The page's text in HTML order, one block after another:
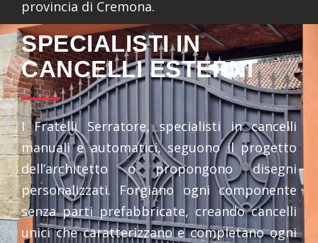
provincia di Cremona.
SPECIALISTI IN
CANCELLI ESTERNI
I Fratelli Serratore, specialisti in cancelli
manuali e automatici, seguono il progetto
dell’architetto o propongono disegni
personalizzati. Forgiano ogni componente
senza parti prefabbricate, creando cancelli
unici che caratterizzano e completano ogni